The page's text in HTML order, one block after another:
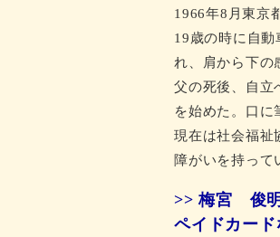
1966年8月東京
19歳の時に自
れ、肩から下の
父の死後、自立
を始めた。口に
現在は社会福祉
障がいを持って
>> 梅宮 俊
ペイドカード